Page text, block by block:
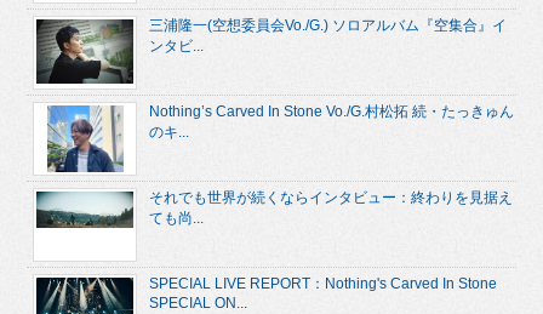
三浦隆一(空想委員会Vo./G.) ソロアルバム『空集合』イ
ンタビ...
Nothing’s Carved In Stone Vo./G.村松拓 続・たっきゅん
のキ...
それでも世界が続くならインタビュー：終わりを見据え
ても尚...
SPECIAL LIVE REPORT：Nothing's Carved In Stone
SPECIAL ON...